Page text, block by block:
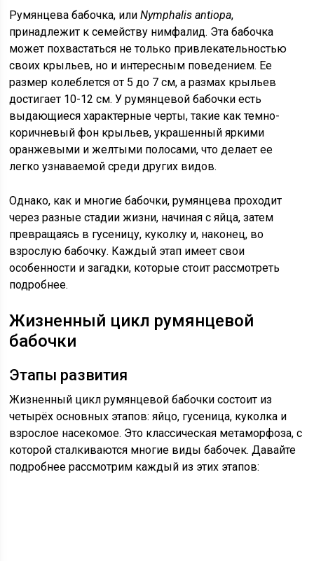
Румянцева бабочка, илиNymphalis antiopa,
принадлежит к семейству нимфалид. Эта бабочка
может похвастаться не только привлекательностью
своих крыльев, но и интересным поведением. Ее
размер колеблется от 5 до 7 см, а размах крыльев
достигает 10-12 см. У румянцевой бабочки есть
выдающиеся характерные черты, такие как темно-
коричневый фон крыльев, украшенный яркими
оранжевыми и желтыми полосами, что делает ее
легко узнаваемой среди других видов.
Однако, как и многие бабочки, румянцева проходит
через разные стадии жизни, начиная с яйца, затем
превращаясь в гусеницу, куколку и, наконец, во
взрослую бабочку. Каждый этап имеет свои
особенности и загадки, которые стоит рассмотреть
подробнее.
Жизненный цикл румянцевой
бабочки
Этапы развития
Жизненный цикл румянцевой бабочки состоит из
четырёх основных этапов: яйцо, гусеница, куколка и
взрослое насекомое. Это классическая метаморфоза, с
которой сталкиваются многие виды бабочек. Давайте
подробнее рассмотрим каждый из этих этапов: